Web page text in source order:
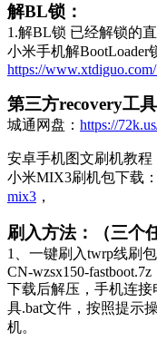
解BL锁：
1.解BL锁 已经解锁的直
小米手机解BootLoader
https://
第三方recovery工
城通网盘： https://
安卓手机图文刷机教程
小米MIX3刷机包下载：
mix3 ，
刷入方法：（三个
1、一键刷入twrp线刷
CN-wzsx150-fastboot.7z
下载后解压，手机连接
具.bat文件，按照提示
机。